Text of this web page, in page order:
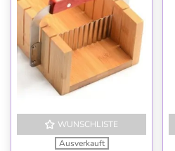
WUNSCHLISTE
Ausverkauft